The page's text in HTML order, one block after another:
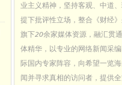
业主义精神，坚持客观、中道
提下批评性立场，整合《财经
旗下20余家媒体资源，融汇贯
体精华，以专业的网络新闻采
际国内专家阵容，向希望一览
闻并寻求真相的访问者，提供